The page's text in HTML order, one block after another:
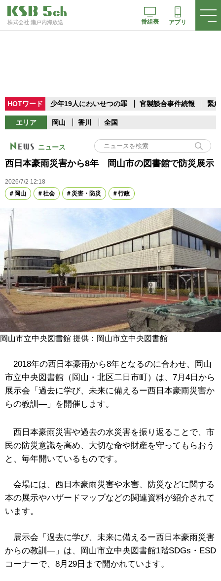
株式会社 瀬戸内海放送 番組表 アプリ
HOTワード 少年19人にわいせつの罪 官製談合事件続報 緊
エリア 岡山 香川 全国
ニュース
西日本豪雨災害から8年 岡山市の図書館で防災展示
2026/7/2 12:18
岡山
社会 災害・防災 行政
岡山市立中央図書館 提供：岡山市立中央図書館
2018年の西日本豪雨から8年となるのに合わせ、岡山
市立中央図書館（岡山・北区二日市町）は、 7月4日から
展示会「過去に学び、未来に備えるー西日本豪雨災害か
らの教訓―」を開催します。
西日本豪雨災害や過去の水災害を振り返ることで、市
民の防災意識を高め、大切な命や財産を守ってもらおう
と、毎年開いているものです。
会場には、西日本豪雨災害や水害、防災などに関する
本の展示やハザードマップなどの関連資料が紹介されて
います。
展示会「過去に学び、未来に備えるー西日本豪雨災害
からの教訓―」は、岡山市立中央図書館1階SDGs・ESD
コーナーで、 8月 29 日まで開かれています。